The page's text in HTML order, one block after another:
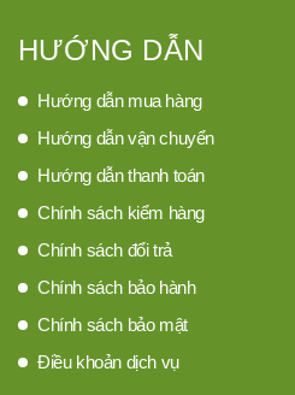
HƯỚNG DẪN
Hướng dẫn mua hàng
Hướng dẫn vận chuyển
Hướng dẫn thanh toán
Chính sách kiểm hàng
Chính sách đổi trả
Chính sách bảo hành
Chính sách bảo mật
Điều khoản dịch vụ